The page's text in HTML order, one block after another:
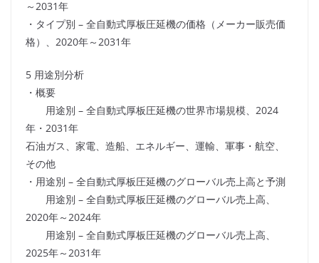
～2031年
・タイプ別 – 全自動式厚板圧延機の価格（メーカー販売価
格）、2020年～2031年
5 用途別分析
・概要
用途別 – 全自動式厚板圧延機の世界市場規模、2024
年・2031年
石油ガス、家電、造船、エネルギー、運輸、軍事・航空、
その他
・用途別 – 全自動式厚板圧延機のグローバル売上高と予測
用途別 – 全自動式厚板圧延機のグローバル売上高、
2020年～2024年
用途別 – 全自動式厚板圧延機のグローバル売上高、
2025年～2031年